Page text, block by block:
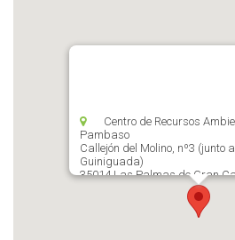
Centro de Recursos
Pambaso
Callejón del Molino, nº3 (junto
Guiniguada)
35014 Las Palmas de Gran